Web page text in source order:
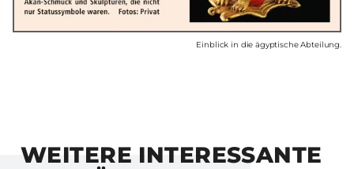
Einblick in die ägyptische Abteilung.
WEITERE INTERESSANTE